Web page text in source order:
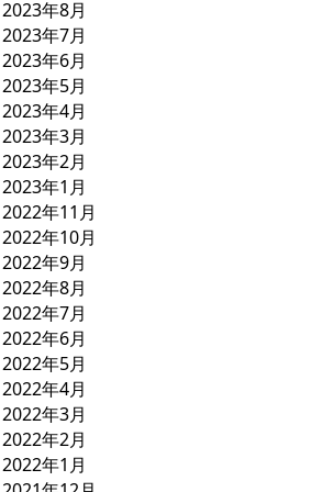
2023年8月
2023年7月
2023年6月
2023年5月
2023年4月
2023年3月
2023年2月
2023年1月
2022年11月
2022年10月
2022年9月
2022年8月
2022年7月
2022年6月
2022年5月
2022年4月
2022年3月
2022年2月
2022年1月